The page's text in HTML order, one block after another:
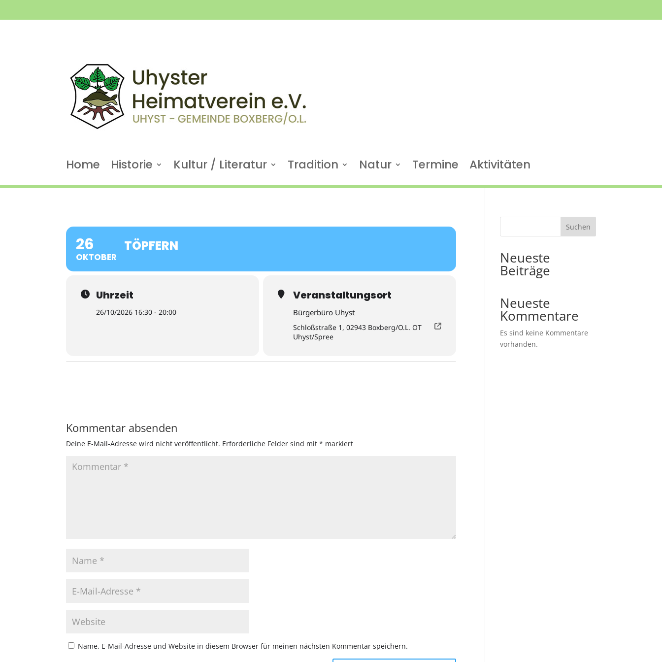
Home Historie Kultur / Literatur Tradition Natur Termine Aktivitäten
26
OKTOBER
TÖPFERN
Uhrzeit
26/10/2026 16:30 - 20:00
Veranstaltungsort
Bürgerbüro Uhyst
Schloßstraße 1, 02943 Boxberg/O.L. OT
Uhyst/Spree
Kommentar absenden
Deine E-Mail-Adresse wird nicht veröffentlicht. Erforderliche Felder sind mit* markiert
Name, E-Mail-Adresse und Website in diesem Browser für meinen nächsten Kommentar speichern.
Suchen
Neueste
Beiträge
Neueste
Kommentare
Es sind keine Kommentare
vorhanden.